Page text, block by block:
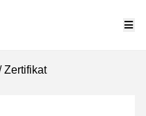
Zertifikat